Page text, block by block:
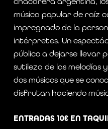
música popular de raíz
impregnado de la
intérpretes. Un
público a dejarse llevar
sutileza de las melodías
dos músicos que se
disfrutan haciendo
ENTRADAS 10€ EN